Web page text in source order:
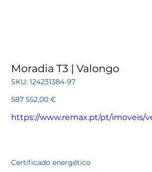
Moradia T3 | Valongo
SKU: SKU
124231384-
124231384-97
Preço
587 552,00 €
https://www.remax.pt/pt/imoveis/
Certificado energético